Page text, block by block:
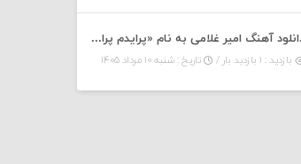
دانلود آهنگ امیر غلامی به نام «پرایدم پرایدم همش خرابه یار نیو کنارم دیگه پولی نداروم (ریمیکس اینستاگرام)»
بازدید : ۱ بازدید بار / تاریخ : شنبه ۱۰ مرداد ۱۴۰۵